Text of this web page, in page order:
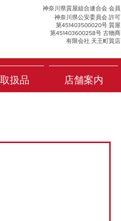
神奈川県質屋組合連合会 会員
神奈川県公安委員会 許可
第451403500020号 質屋
第451403600258号 古物商
有限会社 天王町質店
扱品 店舗案内